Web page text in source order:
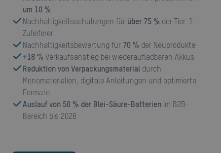
um 10 %
Nachhaltigkeitsschulungen für über 75 % der Tier-1-
Zulieferer
Nachhaltigkeitsbewertung für 70 % der Neuprodukte
+18 % Verkaufsanstieg bei wiederaufladbaren Akkus
Reduktion von Verpackungsmaterial durch
Monomaterialien, digitale Anleitungen und optimierte
Formate
Auslauf von 50 % der Blei-Säure-Batterien im B2B-
Bereich bis 2026